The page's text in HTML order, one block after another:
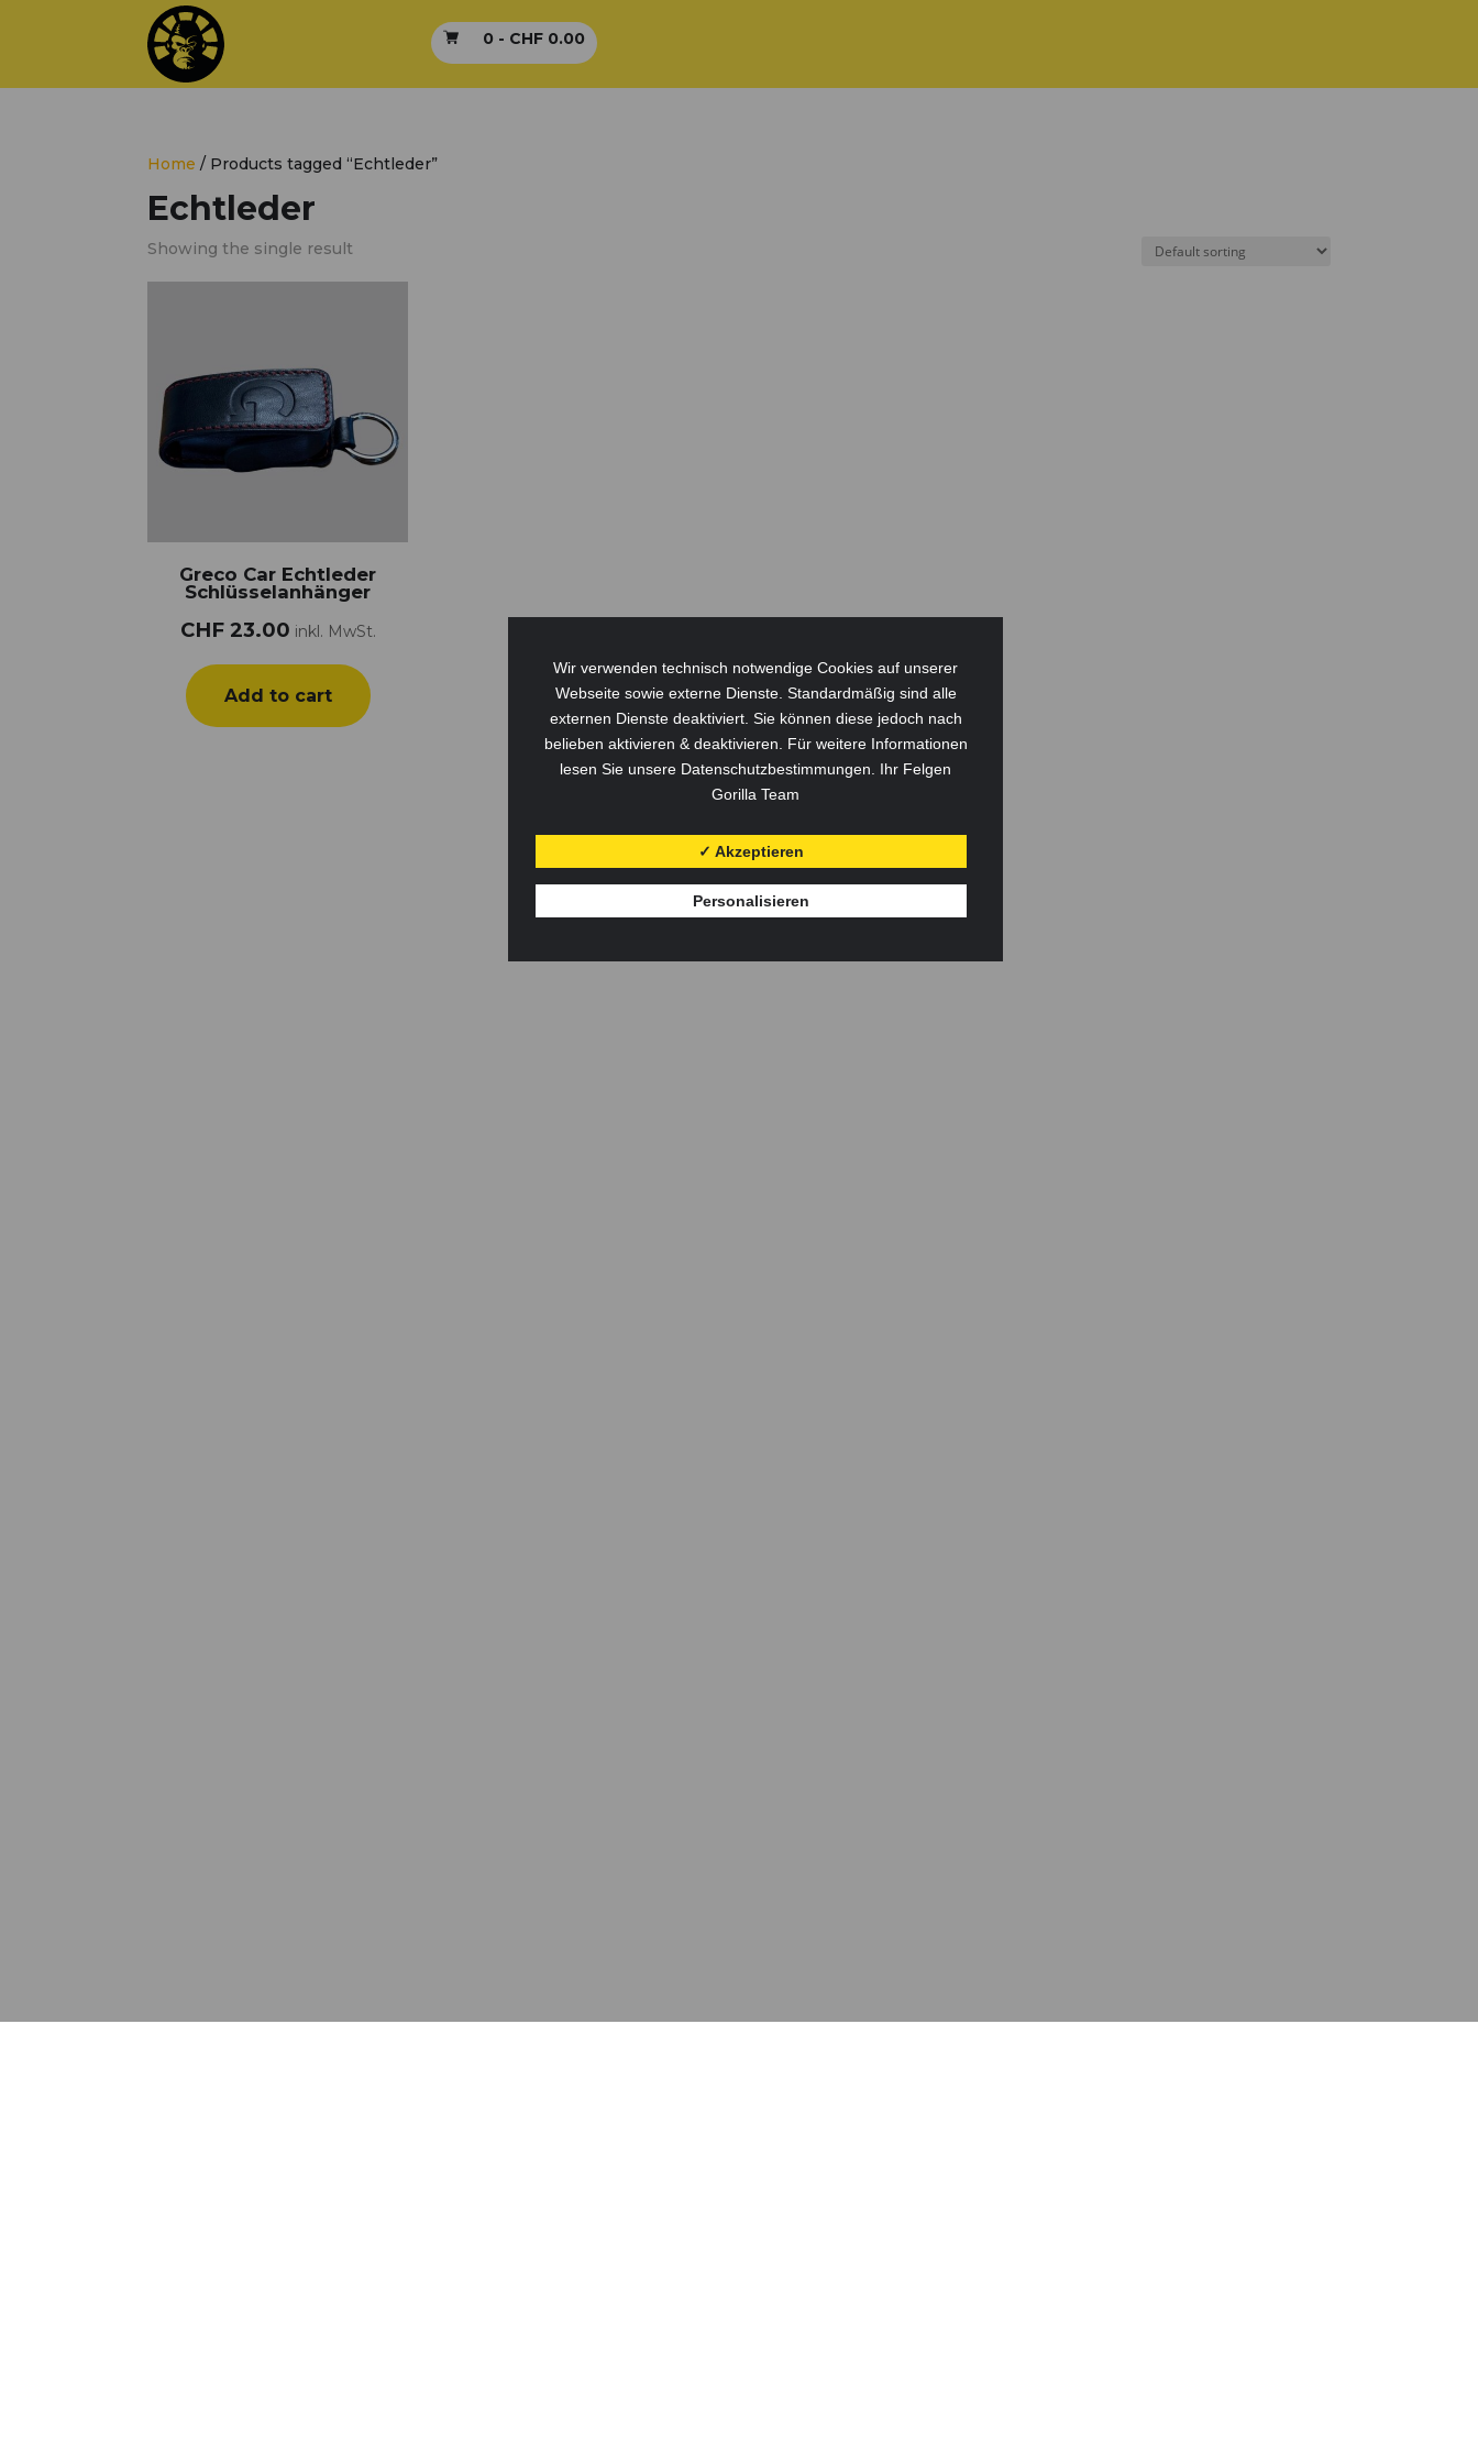
0 - CHF 0.00
Home / Products tagged “Echtleder”
Echtleder
Showing the single result
Greco Car Echtleder
Schlüsselanhänger
CHF23.00 inkl. MwSt.
Add to cart
Wir verwenden technisch notwendige Cookies auf unserer
Webseite sowie externe Dienste. Standardmäßig sind alle
externen Dienste deaktiviert. Sie können diese jedoch nach
belieben aktivieren & deaktivieren. Für weitere Informationen
lesen Sie unsere Datenschutzbestimmungen. Ihr Felgen
Gorilla Team
✓ Akzeptieren
Personalisieren